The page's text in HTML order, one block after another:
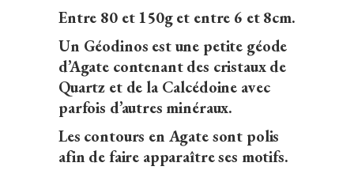
Entre 80 et 150g et entre 6 et 8cm.
Un Géodinos est une petite géode
d’Agate contenant des cristaux de
Quartz et de la Calcédoine avec
parfois d’autres minéraux.
Les contours en Agate sont polis
afin de faire apparaître ses motifs.